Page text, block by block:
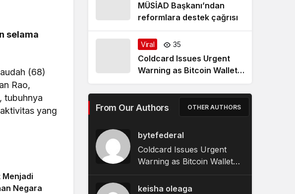
selama
(68)
Rao,
tubuhnya
yang
Menjadi
Negara
MÜSİAD Başkanı’ndan
reformlara destek çağrısı
Viral 35
Coldcard Issues Urgent
Warning as Bitcoin Wallet
From Our Authors OTHER AUTHORS
bytefederal
Coldcard Issues Urgent
Warning as Bitcoin Wallet
Exploit Remains Active
keisha oleaga